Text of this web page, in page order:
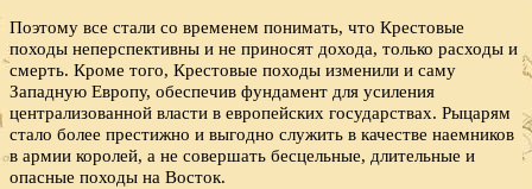
Поэтому все стали со временем понимать, что Крестовые
походы неперспективны и не приносят дохода, только расходы и
смерть. Кроме того, Крестовые походы изменили и саму
Западную Европу, обеспечив фундамент для усиления
централизованной власти в европейских государствах. Рыцарям
стало более престижно и выгодно служить в качестве наемников
в армии королей, а не совершать бесцельные, длительные и
опасные походы на Восток.